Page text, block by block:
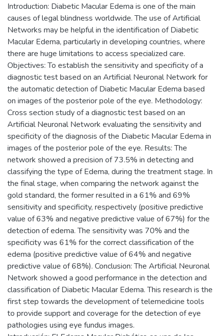
Introduction: Diabetic Macular Edema is one of the main
causes of legal blindness worldwide. The use of Artificial
Networks may be helpful in the identification of Diabetic
Macular Edema, particularly in developing countries, where
there are huge limitations to access specialized care.
Objectives: To establish the sensitivity and specificity of a
diagnostic test based on an Artificial Neuronal Network for
the automatic detection of Diabetic Macular Edema based
on images of the posterior pole of the eye. Methodology:
Cross section study of a diagnostic test based on an
Artificial Neuronal Network evaluating the sensitivity and
specificity of the diagnosis of the Diabetic Macular Edema in
images of the posterior pole of the eye. Results: The
network showed a precision of 73.5% in detecting and
classifying the type of Edema, during the treatment stage. In
the final stage, when comparing the network against the
gold standard, the former resulted in a 61% and 69%
sensitivity and specificity, respectively (positive predictive
value of 63% and negative predictive value of 67%) for the
detection of edema. The sensitivity was 70% and the
specificity was 61% for the correct classification of the
edema (positive predictive value of 64% and negative
predictive value of 68%). Conclusion: The Artificial Neuronal
Network showed a good performance in the detection and
classification of Diabetic Macular Edema. This research is the
first step towards the development of telemedicine tools
to provide support and coverage for the detection of eye
pathologies using eye fundus images.